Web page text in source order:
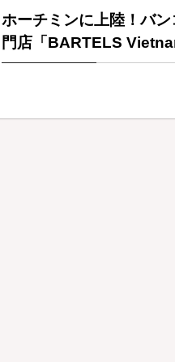
ホーチミンに上陸！バ
門店「BARTELS